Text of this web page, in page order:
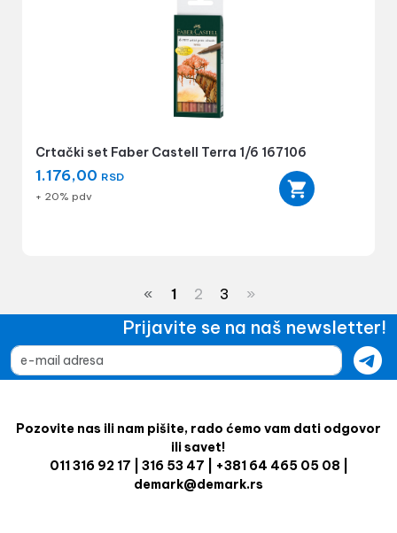
Crtački set Faber Castell Terra 1/6 167106
1.176,00 RSD
+ 20% pdv
« 1 2 3 »
Prijavite se na naš newsletter!
Pozovite nas ili nam pišite, rado ćemo vam dati odgovor
ili savet!
011 316 92 17 | 316 53 47 | +381 64 465 05 08 |
demark@demark.rs